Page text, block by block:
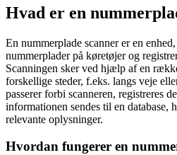
Hvad er en
En nummerplade scanner er en
nummerplader på køretøjer og
Scanningen sker ved hjælp af en
forskellige steder, f.eks. langs veje
passerer forbi scanneren, registreres
informationen sendes til en database,
relevante oplysninger.
Hvordan fungerer en